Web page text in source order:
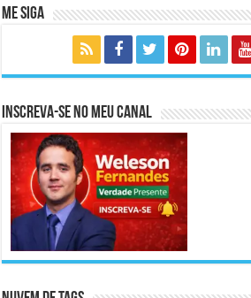
Me Siga
Inscreva-se no meu canal